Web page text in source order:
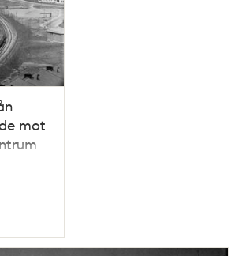
mot